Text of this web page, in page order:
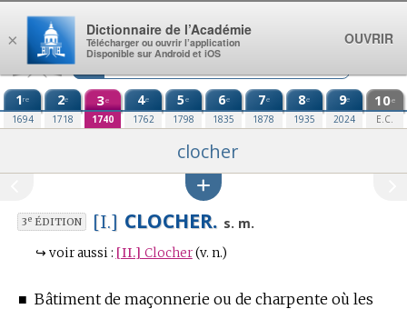
Aller au contenu
1re
1694
2e
1718
3e
1740
4e
1762
5e
1798
6e
1835
7e
1878
8e
1935
9e
2024
10e
E.C.
clocher
3eÉDITION [I.] CLOCHER. s. m.
↪ voir aussi : [II.] Clocher (v. n.)
■ Bâtiment de maçonnerie ou de charpente où les
×
Dictionnaire de l’Académie
Télécharger ou ouvrir l’application
Disponible sur Android et iOS
OUVRIR